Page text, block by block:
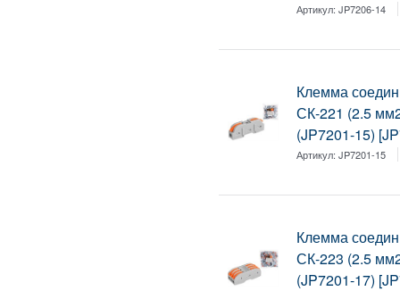
Артикул:JP7206-14
Клемма
СК-221 (2.5
(JP7201-15)
Артикул:JP7201-15
Клемма
СК-223 (2.5
(JP7201-17)